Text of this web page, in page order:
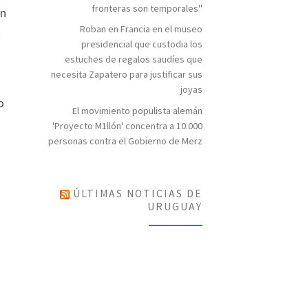
fronteras son temporales"
Roban en Francia en el museo
presidencial que custodia los
estuches de regalos saudíes que
necesita Zapatero para justificar sus
joyas
El movimiento populista alemán
'Proyecto M1llón' concentra a 10.000
personas contra el Gobierno de Merz
ÚLTIMAS NOTICIAS DE
URUGUAY